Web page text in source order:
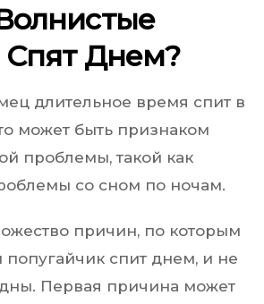
Спят Днем?
длительное время спит в
может быть признаком
проблемы, такой как
со сном по ночам.
причин, по которым
спит днем, и не
Первая причина может